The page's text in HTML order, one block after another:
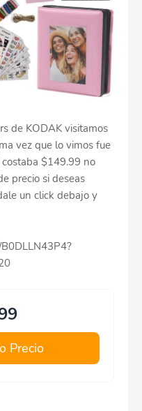
de KODAK visitamos
vez que lo vimos fue
$149.99 no
precio si deseas
un click debajo y
Precio